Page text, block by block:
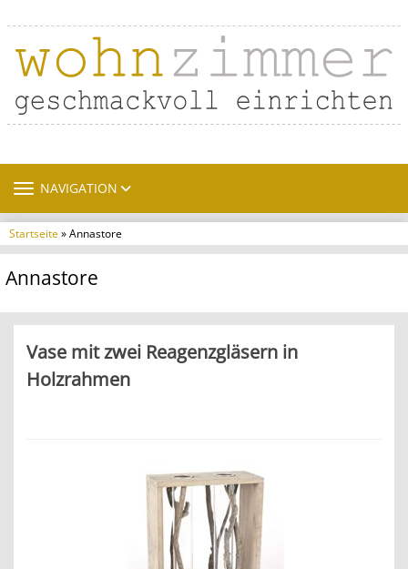
TOGGLE NAVIGATION
NAVIGATION
Startseite» Annastore
Annastore
Vase mit zwei Reagenzgläsern in
Holzrahmen